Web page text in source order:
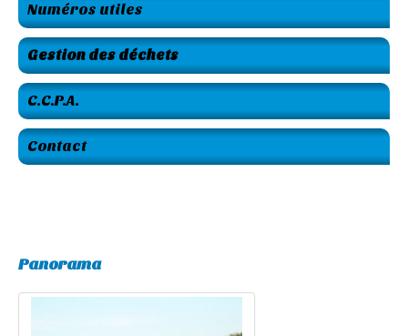
Numéros utiles
Gestion des déchets
C.C.P.A.
Contact
Panorama